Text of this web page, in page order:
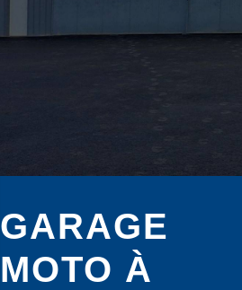
GARAGE
MOTO À